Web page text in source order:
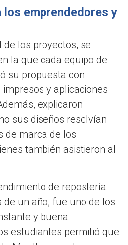
los emprendedores y
de los proyectos, se
la que cada equipo de
su propuesta con
y aplicaciones
explicaron
sus diseños resolvían
de marca de los
también asistieron al
de repostería
de un año, fue uno de los
y buena
estudiantes permitió que